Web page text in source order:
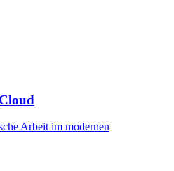
Arbeit im modernen